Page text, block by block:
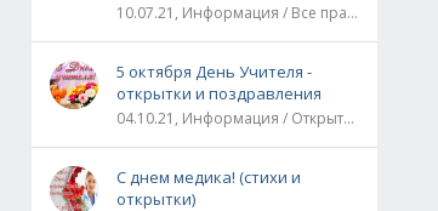
10.07.21, Информация / Все праздники
5 октября День Учителя -
открытки и поздравления
04.10.21, Информация / Открытки / Все праздники
С днем медика! (стихи и
открытки)